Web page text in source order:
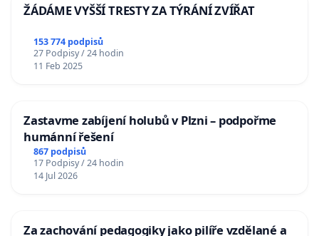
ŽÁDÁME VYŠŠÍ TRESTY ZA TÝRÁNÍ ZVÍŘAT
153 774 podpisů
27 Podpisy / 24 hodin
11 Feb 2025
Zastavme zabíjení holubů v Plzni – podpořme
humánní řešení
867 podpisů
17 Podpisy / 24 hodin
14 Jul 2026
Za zachování pedagogiky jako pilíře vzdělané a